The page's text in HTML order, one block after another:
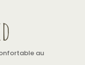
au